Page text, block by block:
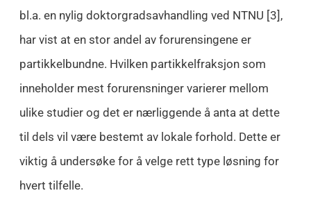
bl.a. en nylig doktorgradsavhandling ved NTNU [3],
har vist at en stor andel av forurensingene er
partikkelbundne. Hvilken partikkelfraksjon som
inneholder mest forurensninger varierer mellom
ulike studier og det er nærliggende å anta at dette
til dels vil være bestemt av lokale forhold. Dette er
viktig å undersøke for å velge rett type løsning for
hvert tilfelle.